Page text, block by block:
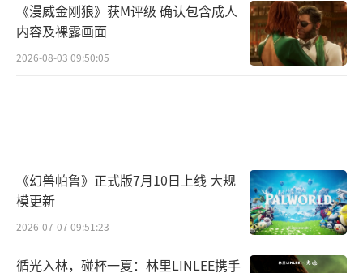
《漫威金刚狼》获M评级 确认包含成人
内容及裸露画面
2026-08-03 09:50:05
《幻兽帕鲁》正式版7月10日上线 大规
模更新
2026-07-07 09:51:23
循光入林，碰杯一夏：林里LINLEE携手